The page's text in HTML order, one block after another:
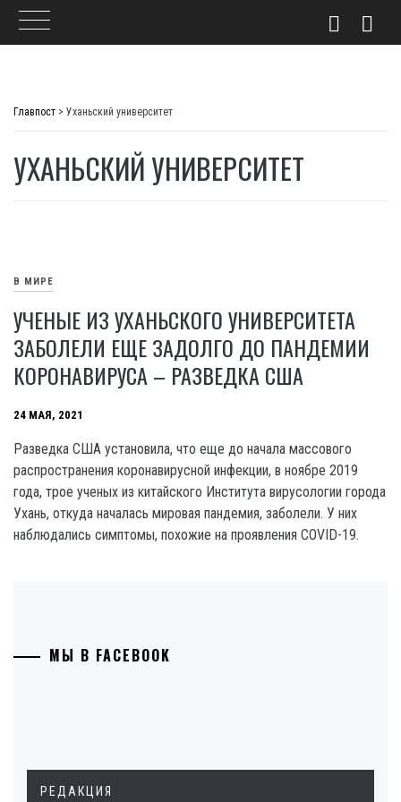
Главпост > Уханьский университет
УХАНЬСКИЙ УНИВЕРСИТЕТ
В МИРЕ
УЧЕНЫЕ ИЗ УХАНЬСКОГО УНИВЕРСИТЕТА
ЗАБОЛЕЛИ ЕЩЕ ЗАДОЛГО ДО ПАНДЕМИИ
КОРОНАВИРУСА – РАЗВЕДКА США
24 МАЯ, 2021
Разведка США установила, что еще до начала массового
распространения коронавирусной инфекции, в ноябре 2019
года, трое ученых из китайского Института вирусологии города
Ухань, откуда началась мировая пандемия, заболели. У них
наблюдались симптомы, похожие на проявления COVID-19.
МЫ В FACEBOOK
РЕДАКЦИЯ